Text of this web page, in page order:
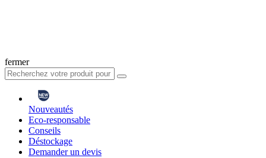
fermer
Nouveautés
Eco-responsable
Conseils
Déstockage
Demander un devis